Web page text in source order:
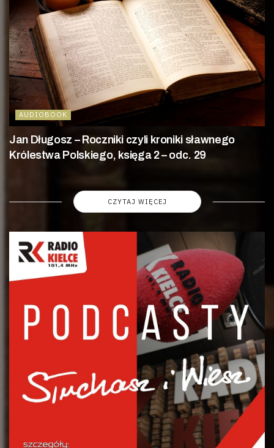
AUDIOBOOK
Jan Długosz – Roczniki czyli kroniki sławnego
Królestwa Polskiego, księga 2 – odc. 29
CZYTAJ WIĘCEJ